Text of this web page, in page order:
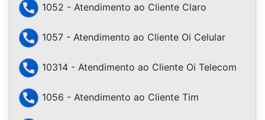
1052 - Atendimento ao Cliente Claro
1057 - Atendimento ao Cliente Oi Celular
10314 - Atendimento ao Cliente Oi Telecom
1056 - Atendimento ao Cliente Tim